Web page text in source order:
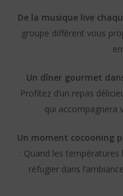
De la musique live
groupe différent vous
Un dîner gourmet
Profitez d’un repas
qui accompagnera
Un moment cocooning
: Quand les
réfugier dans